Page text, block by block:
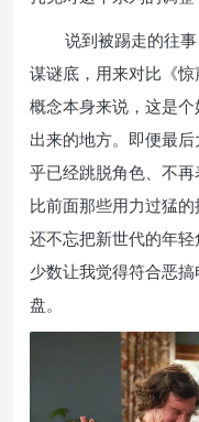
说到被踢走的往
谋谜底，用来对比《
概念本身来说，这是
出来的地方。即便最
乎已经跳脱角色、不
比前面那些用力过猛
还不忘把新世代的年
少数让我觉得符合恶
盘。